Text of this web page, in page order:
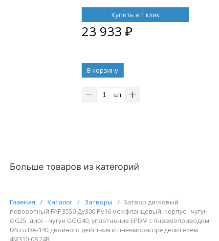
Купить в 1 клик
23 933 ₽
В корзину
шт
Больше товаров из категорий
Главная / Каталог / Затворы / Затвор дисковый
поворотный FAF 3550 Ду300 Ру16 межфланцевый, корпус - чугун
GG25, диск - чугун GGG40, уплотнение EPDM с пневмоприводом
DN.ru DA-140 двойного действия и пневмораспределителем
4M310-08 24В